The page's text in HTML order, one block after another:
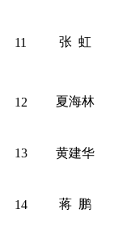
11 张 虹
12 夏海林
13 黄建华
14 蒋 鹏